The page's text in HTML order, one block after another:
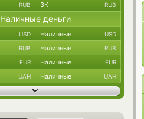
RUB ЗК RUB
Наличные деньги
USD Наличные USD
RUB Наличные RUB
EUR Наличные EUR
UAH Наличные UAH